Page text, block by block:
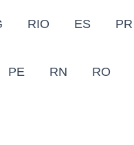
RIO ES PR
PE RN RO